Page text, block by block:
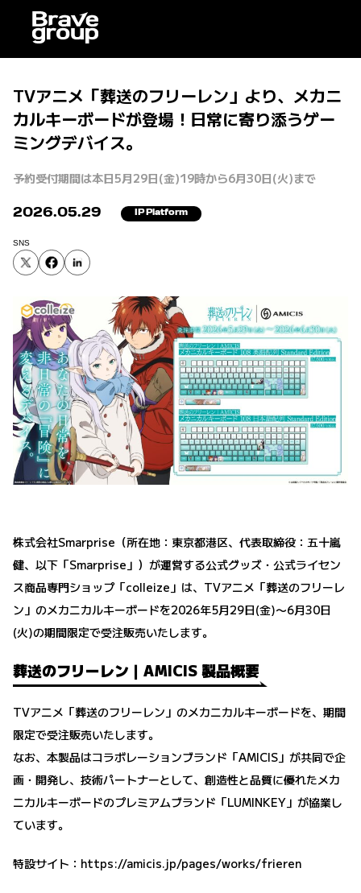
TVアニメ「葬送のフリーレン」より、メカニ
カルキーボードが登場！日常に寄り添うゲー
ミングデバイス。
予約受付期間は本日5月29日(金)19時から6月30日(火)まで
2026.05.29 IP Platform
SNS
株式会社Smarprise（所在地：東京都港区、代表取締役：五十嵐
健、以下「Smarprise」）が運営する公式グッズ・公式ライセン
ス商品専門ショップ「colleize」は、TVアニメ「葬送のフリーレ
ン」のメカニカルキーボードを2026年5月29日(金)〜6月30日
(火)の期間限定で受注販売いたします。
葬送のフリーレン｜AMICIS 製品概要
TVアニメ「葬送のフリーレン」のメカニカルキーボードを、期間
限定で受注販売いたします。
なお、本製品はコラボレーションブランド「AMICIS」が共同で企
画・開発し、技術パートナーとして、創造性と品質に優れたメカ
ニカルキーボードのプレミアムブランド「LUMINKEY」が協業し
ています。
特設サイト： https://amicis.jp/pages/works/frieren